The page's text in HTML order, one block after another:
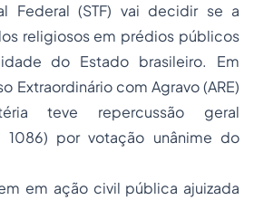
Federal (STF) vai decidir se a
religiosos em prédios públicos
do Estado brasileiro. Em
Extraordinário com Agravo (ARE)
teve repercussão geral
1086) por votação unânime do
em ação civil pública ajuizada